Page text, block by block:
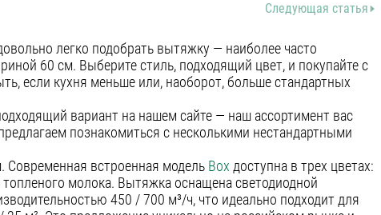
Следующая статья
легко подобрать вытяжку — наиболее часто
60 см. Выберите стиль, подходящий цвет, и покупайте с
если кухня меньше или, наоборот, больше стандартных
вариант на нашем сайте — наш ассортимент вас
познакомиться с несколькими нестандартными
встроенная модель Box доступна в трех цветах:
молока. Вытяжка оснащена светодиодной
450 / 700 м³/ч, что идеально подходит для